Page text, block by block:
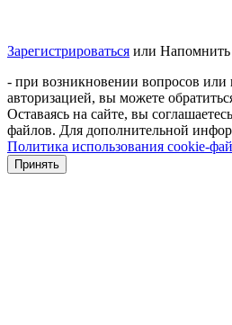
Зарегистрироваться или Напомнить
- при возникновении вопросов или
авторизацией, вы можете
Оставаясь на сайте, вы
файлов. Для дополнительной
Политика использования cookie-
Принять